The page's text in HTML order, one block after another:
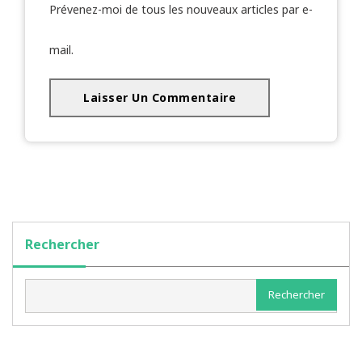
Prévenez-moi de tous les nouveaux articles par e-
mail.
Rechercher
Rechercher